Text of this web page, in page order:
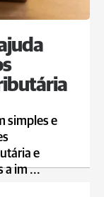
simples e
e
a im ...